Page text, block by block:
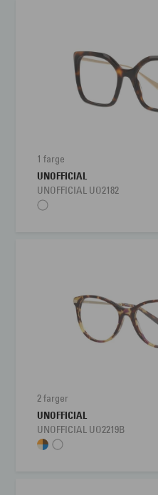
1 farge
UNOFFICIAL
UNOFFICIAL UO2182
2 farger
UNOFFICIAL
UNOFFICIAL UO2219B